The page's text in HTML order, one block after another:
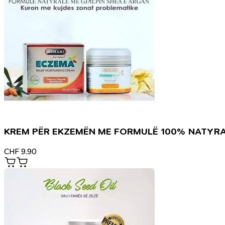
KREM PËR EKZEMËN ME FORMULË 100%
CHF 9.90